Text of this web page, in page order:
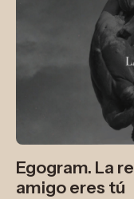
Egogram. La
amigo eres tú